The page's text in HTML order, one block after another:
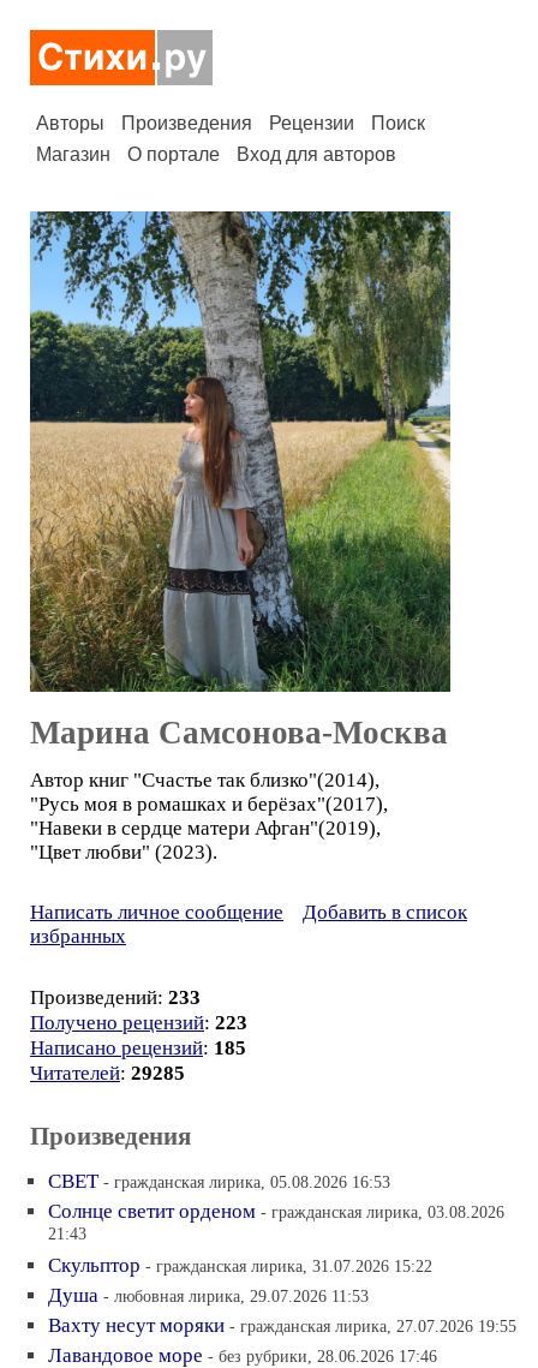
Авторы Произведения Рецензии
Поиск
Магазин
О портале Вход для авторов
Марина Самсонова-Москва
Автор книг "Счастье так близко"(2014),
"Русь моя в ромашках и берёзах"(2017),
"Навеки в сердце матери Афган"(2019),
"Цвет любви" (2023).
Написать личное сообщение
Добавить в список
избранных
Произведений: 233
Получено рецензий: 223
Написано рецензий: 185
Читателей: 29285
Произведения
СВЕТ - гражданская лирика, 05.08.2026 16:53
Солнце светит орденом - гражданская лирика, 03.08.2026
21:43
Скульптор - гражданская лирика, 31.07.2026 15:22
Душа - любовная лирика, 29.07.2026 11:53
Вахту несут моряки - гражданская лирика, 27.07.2026 19:55
Лавандовое море - без рубрики, 28.06.2026 17:46